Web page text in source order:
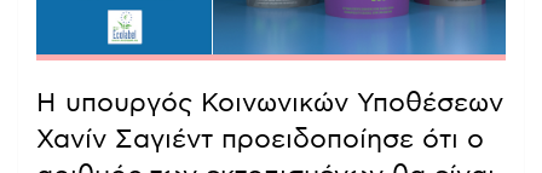
Η υπουργός Κοινωνικών Υποθέσεων
Χανίν Σαγιέντ προειδοποίησε ότι ο